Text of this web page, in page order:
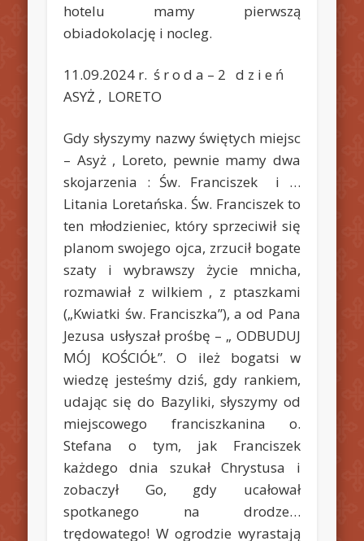
hotelu mamy pierwszą
obiadokolację i nocleg.
11.09.2024 r. ś r o d a – 2 d z i e ń
ASYŻ , LORETO
Gdy słyszymy nazwy świętych miejsc
– Asyż , Loreto, pewnie mamy dwa
skojarzenia : Św. Franciszek i …
Litania Loretańska. Św. Franciszek to
ten młodzieniec, który sprzeciwił się
planom swojego ojca, zrzucił bogate
szaty i wybrawszy życie mnicha,
rozmawiał z wilkiem , z ptaszkami
(„Kwiatki św. Franciszka”), a od Pana
Jezusa usłyszał prośbę – „ ODBUDUJ
MÓJ KOŚCIÓŁ”. O ileż bogatsi w
wiedzę jesteśmy dziś, gdy rankiem,
udając się do Bazyliki, słyszymy od
miejscowego franciszkanina o.
Stefana o tym, jak Franciszek
każdego dnia szukał Chrystusa i
zobaczył Go, gdy ucałował
spotkanego na drodze…
trędowatego! W ogrodzie wyrastają